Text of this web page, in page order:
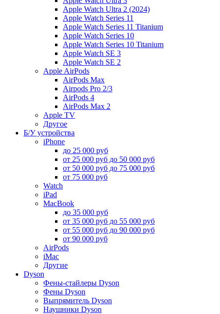
Apple Watch Ultra 2 (2024)
Apple Watch Series 11
Apple Watch Series 11 Titanium
Apple Watch Series 10
Apple Watch Series 10 Titanium
Apple Watch SE 3
Apple Watch SE 2
Apple AirPods
AirPods Max
Airpods Pro 2/3
AirPods 4
AirPods Max 2
Apple TV
Другое
Б/У устройства
iPhone
до 25 000 руб
от 25 000 руб до 50 000 руб
от 50 000 руб до 75 000 руб
от 75 000 руб
Watch
iPad
MacBook
до 35 000 руб
от 35 000 руб до 55 000 руб
от 55 000 руб до 90 000 руб
от 90 000 руб
AirPods
iMac
Другие
Dyson
Фены-стайлеры Dyson
Фены Dyson
Выпрямитель Dyson
Наушники Dyson